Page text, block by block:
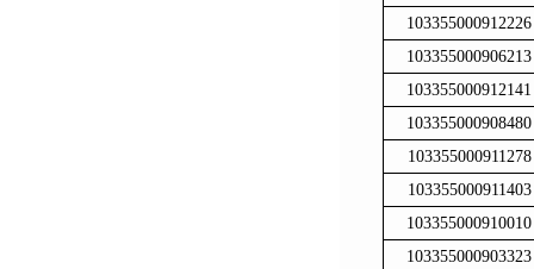
103355000912226
103355000906213
103355000912141
103355000908480
103355000911278
103355000911403
103355000910010
103355000903323